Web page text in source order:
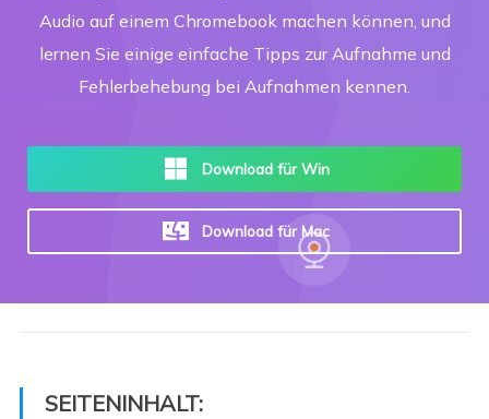
Audio auf einem Chromebook machen können, und
lernen Sie einige einfache Tipps zur Aufnahme und
Fehlerbehebung bei Aufnahmen kennen.
Download für Win
Download für Mac
SEITENINHALT: